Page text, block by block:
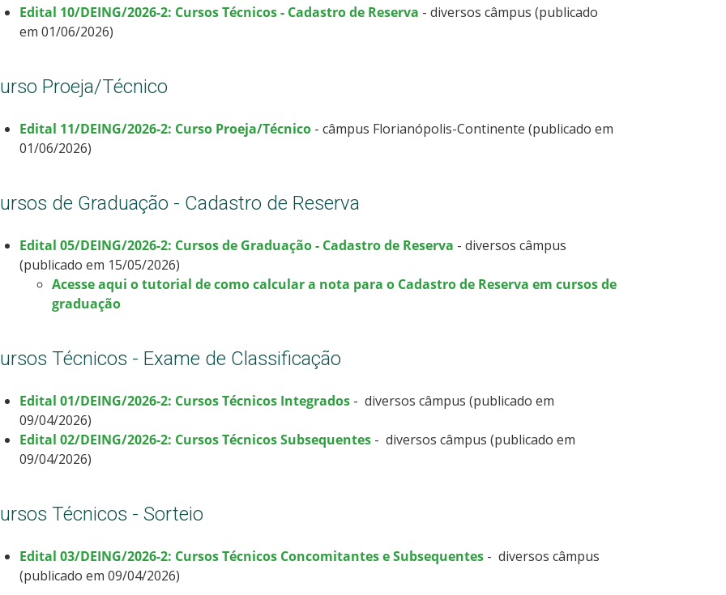
Edital 10/DEING/2026-2: Cursos Técnicos - Cadastro de Reserva - diversos câmpus (publicado
em 01/06/2026)
Proeja/Técnico
Edital 11/DEING/2026-2: Curso Proeja/Técnico - câmpus Florianópolis-Continente (publicado em
01/06/2026)
de Graduação - Cadastro de Reserva
Edital 05/DEING/2026-2: Cursos de Graduação - Cadastro de Reserva - diversos câmpus
(publicado em 15/05/2026)
Acesse aqui o tutorial de como calcular a nota para o Cadastro de Reserva em cursos de
graduação
Técnicos - Exame de Classificação
Edital 01/DEING/2026-2: Cursos Técnicos Integrados- diversos câmpus (publicado em
09/04/2026)
Edital 02/DEING/2026-2: Cursos Técnicos Subsequentes- diversos câmpus (publicado em
09/04/2026)
Técnicos - Sorteio
Edital 03/DEING/2026-2: Cursos Técnicos Concomitantes e Subsequentes- diversos câmpus
(publicado em 09/04/2026)